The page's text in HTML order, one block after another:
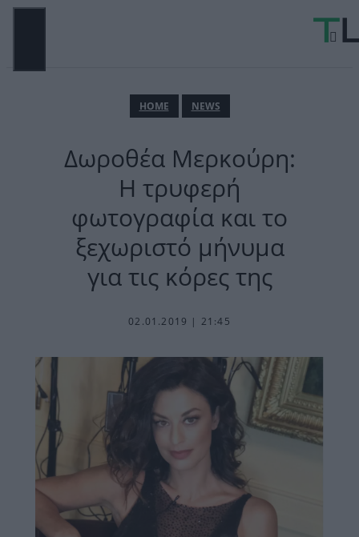
Μετάβαση
ΗΟΜΕ NEWS
Δωροθέα Μερκούρη:
Η τρυφερή
φωτογραφία και το
ξεχωριστό μήνυμα
για τις κόρες της
02.01.2019 | 21:45